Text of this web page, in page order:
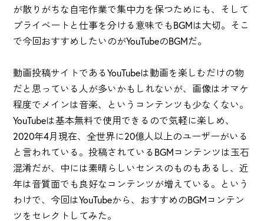
が散りがちな自宅作業で集中力を保つためにも、そして
プライベートと仕事を分ける意味でもBGMは大切。そこ
で今回おすすめしたいのがYouTubeのBGMだ。
動画投稿サイトであるYouTubeは動画を楽しむだけの物
だと思っている人が多いかもしれないが、画像はオマケ
程度でメインは音楽、というコンテンツも少なくない。
YouTubeは基本無料で使用できるので気軽に楽しめ、
2020年4月現在、全世界に20億人以上のユーザーがいる
と言われている。投稿されているBGMコンテンツは玉石
混淆だが、中には素晴らしいセンスのものもあるし、近
年は音質面でも良好なコンテンツが増えている。という
わけで、今回はYouTubeから、おすすめのBGMコンテン
ツをセレクトしてみた。